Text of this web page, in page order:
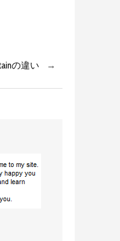
の違い
→